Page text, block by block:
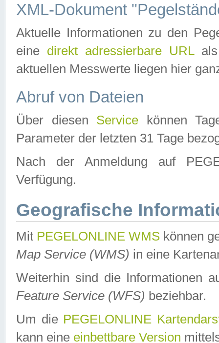
XML-Dokument
Aktuelle Informationen zu den
eine direkt adressierbare URLals
aktuellen Messwerte liegen hier
Abruf von Dateien
Über diesen Service können
Parameter der letzten 31 Tage
Nach der Anmeldung auf
Verfügung.
Geografische
Mit PEGELONLINE WMS können
Map Service (WMS) in eine
Weiterhin sind die Informationen
Feature Service (WFS) beziehbar.
Um die PEGELONLINE
kann eine einbettbare Version